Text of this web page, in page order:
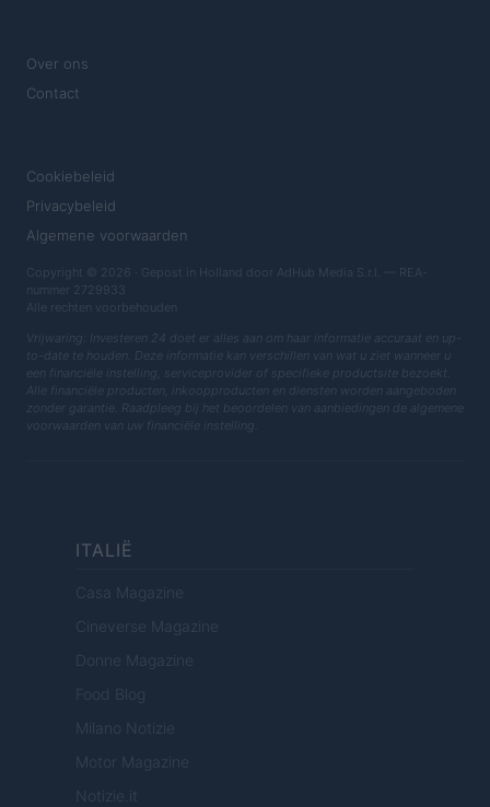
Over ons
Contact
Cookiebeleid
Privacybeleid
Algemene voorwaarden
Copyright © 2026 · Gepost in Holland door AdHub Media S.r.l. — REA-
nummer 2729933
Alle rechten voorbehouden
Vrijwaring: Investeren 24 doet er alles aan om haar informatie accuraat en up-
to-date te houden. Deze informatie kan verschillen van wat u ziet wanneer u
een financiële instelling, serviceprovider of specifieke productsite bezoekt.
Alle financiële producten, inkoopproducten en diensten worden aangeboden
zonder garantie. Raadpleeg bij het beoordelen van aanbiedingen de algemene
voorwaarden van uw financiële instelling.
ITALIË
Casa Magazine
Cineverse Magazine
Donne Magazine
Food Blog
Milano Notizie
Motor Magazine
Notizie.it